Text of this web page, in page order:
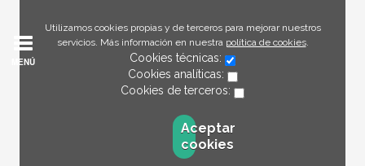
Utilizamos cookies propias y de terceros para mejorar nuestros
servicios. Más información en nuestra política de cookies.
Cookies técnicas:
Cookies analíticas:
Cookies de terceros:
Aceptar
cookies
MENÚ